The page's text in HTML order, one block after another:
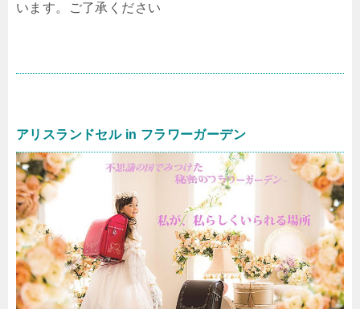
います。ご了承ください
アリスランドセル in フラワーガーデン